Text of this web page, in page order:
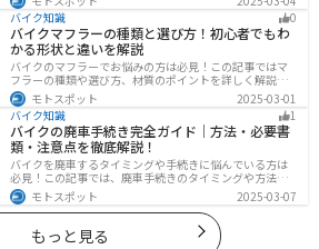
イクに乗れる一方で、査定額が低くなる場合も多いため
注意が必要です。この記事を読めば、よい条件で下取り
を進めるコツがわかります。
バイク知識
0
バイクマフラーの種類と選び方！初心者でもわ
かる形状と違いを解説
バイクのマフラーでお悩みの方は必見！この記事ではマ
フラーの種類や選び方、材質のポイントを詳しく解説し
ています。実は初めてのカスタマイズには、先端だけ変
えられるスリップオンマフラーがおすすめです。記事を
読めば、理想のサウンドと走りを手に入れられます。
モトスポット
2025-03-01
バイク知識
1
バイクの廃車手続き完全ガイド｜方法・必要書
類・注意点を徹底解説！
バイクを廃車するタイミングや手続きに悩んでいる方は
必見！この記事では、廃車手続きのタイミングや方法、
流れを解説しています。実は、手続きの注意点や業者に
依頼する際のポイントがあります。記事を読めば、バイ
クの廃車手続きがスムーズに行えるでしょう。
モトスポット 2025-03-07
もっと見る